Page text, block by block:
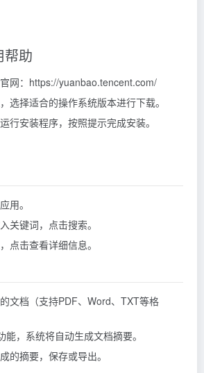
帮助
网：https://yuanbao.tencent.com/
选择适合的操作系统版本进行下载。
行安装程序，按照提示完成安装。
用。
关键词，点击搜索。
点击查看详细信息。
文档（支持PDF、Word、TXT等格
能，系统将自动生成文档摘要。
的摘要，保存或导出。